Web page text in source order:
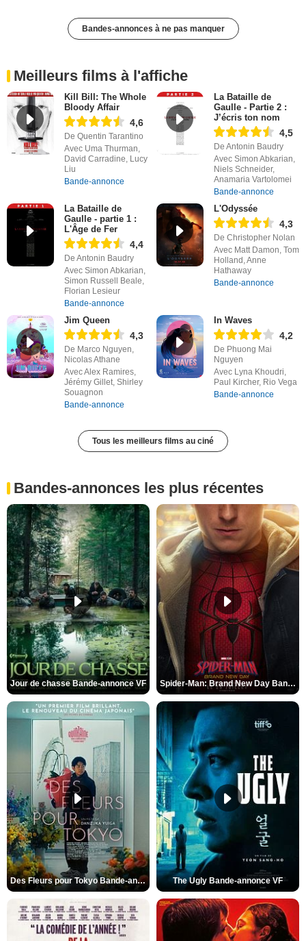
Bandes-annonces à ne pas manquer
Meilleurs films à l'affiche
Kill Bill: The Whole
Bloody Affair
4,6
De Quentin Tarantino
Avec Uma Thurman,
David Carradine, Lucy
Liu
Bande-annonce
La Bataille de
Gaulle - Partie 2 :
J’écris ton nom
4,5
De Antonin Baudry
Avec Simon Abkarian,
Niels Schneider,
Anamaria Vartolomei
Bande-annonce
La Bataille de
Gaulle - partie 1 :
L'Âge de Fer
4,4
De Antonin Baudry
Avec Simon Abkarian,
Simon Russell Beale,
Florian Lesieur
Bande-annonce
L'Odyssée
4,3
De Christopher Nolan
Avec Matt Damon, Tom
Holland, Anne
Hathaway
Bande-annonce
Jim Queen
4,3
De Marco Nguyen,
Nicolas Athane
Avec Alex Ramires,
Jérémy Gillet, Shirley
Souagnon
Bande-annonce
In Waves
4,2
De Phuong Mai
Nguyen
Avec Lyna Khoudri,
Paul Kircher, Rio Vega
Bande-annonce
Tous les meilleurs films au ciné
Bandes-annonces les plus récentes
Jour de chasse Bande-annonce VF Spider-Man: Brand New Day Bande-annonce (3) VO STFR
Des Fleurs pour Tokyo Bande-annonce VO STFR The Ugly Bande-annonce VF